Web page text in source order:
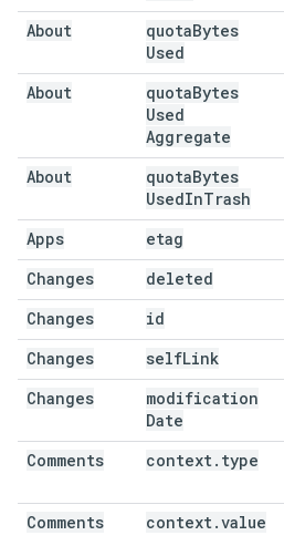
About quotaBytes
Used
About
quotaBytes
Used
Aggregate
About quotaBytes
UsedInTrash
Apps
etag
Changes deleted
Changes
id
Changes selfLink
Changes
modification
Date
Comments context. type
Comments
context.value